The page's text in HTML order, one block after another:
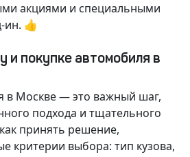
акциями и специальными
ин. 👍
и покупке автомобиля в
в Москве — это важный шаг,
подхода и тщательного
принять решение,
критерии выбора: тип кузова,